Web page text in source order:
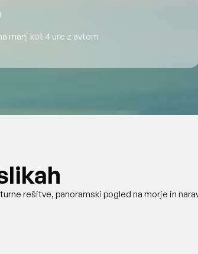
manj kot 4 ure z avtom
rešitve, panoramski pogled na morje in